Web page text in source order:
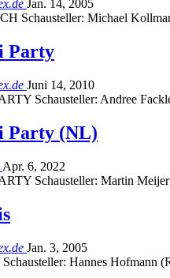
Jan. 14, 2005
Schausteller: Michael
Party
Juni 14, 2010
Schausteller: Andree
Party (NL)
Apr. 6, 2022
Schausteller: Martin
Jan. 3, 2005
Hannes Hofmann